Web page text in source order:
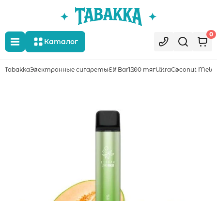
Каталог
0
TabakkaЭлектронные сигаретыElf Bar1500 тягUltraCoconut